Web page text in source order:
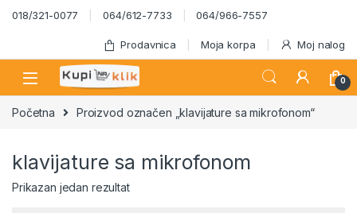
Skip to navigation
Skip to content
018/321-0077 064/612-7733 064/966-7557
Prodavnica Moja korpa Moj nalog
0
Početna Proizvod označen „klavijature sa mikrofonom“
klavijature sa mikrofonom
Prikazan jedan rezultat